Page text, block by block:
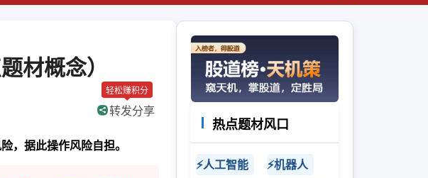
材概念）
轻松赚积分
转发分享
，据此操作风险自担。
热点题材风口
⚡人工智能
⚡机器人